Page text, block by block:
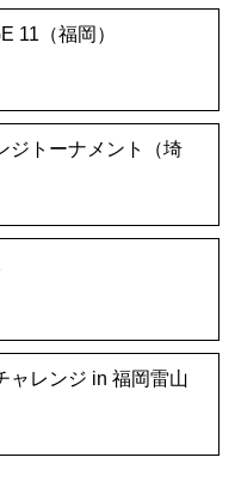
11（福岡）
ジトーナメント（埼
ャレンジ in 福岡雷山